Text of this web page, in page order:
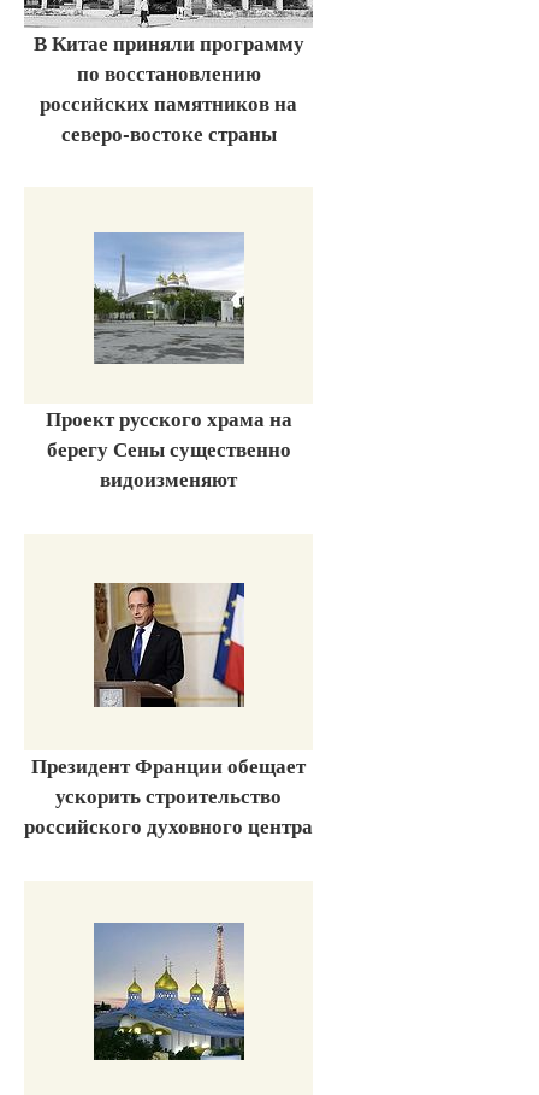
В Китае приняли программу
по восстановлению
российских памятников на
северо-востоке страны
Проект русского храма на
берегу Сены существенно
видоизменяют
Президент Франции обещает
ускорить строительство
российского духовного центра